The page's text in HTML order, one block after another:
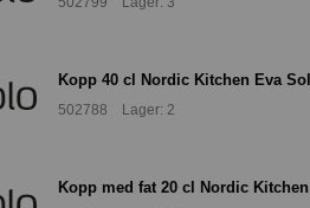
Kopp 40 cl Nordic Kitchen Eva
502788 Lager: 2
Kopp med fat 20 cl Nordic Kitchen